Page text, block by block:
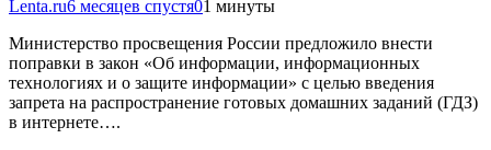
Lenta.ru6 месяцев спустя01 минуты
Министерство просвещения России предложило внести
поправки в закон «Об информации, информационных
технологиях и о защите информации» с целью введения
запрета на распространение готовых домашних заданий (ГДЗ)
в интернете….